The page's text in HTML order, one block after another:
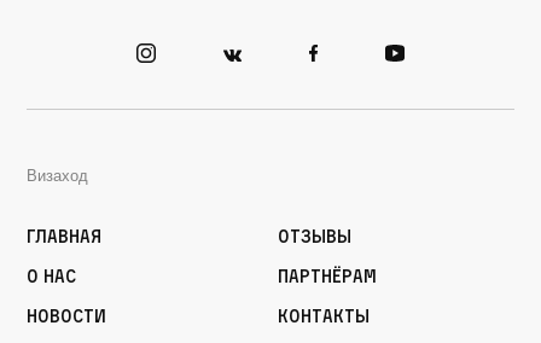
Визаход
Главная
О нас
Новости
Отзывы
Партнёрам
Контакты